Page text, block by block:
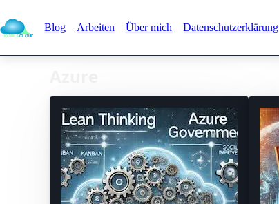
Blog Arbeiten Über mich Datenschutzerklärung